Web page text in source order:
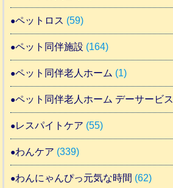
ペットロス (59)
ペット同伴施設 (164)
ペット同伴老人ホーム (1)
ペット同伴老人ホーム デーサービス
レスパイトケア (55)
わんケア (339)
わんにゃんぴっ元気な時間 (62)